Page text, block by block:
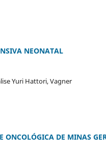
NEONATAL
Yuri Hattori, Vagner
ONCOLÓGICA DE MINAS